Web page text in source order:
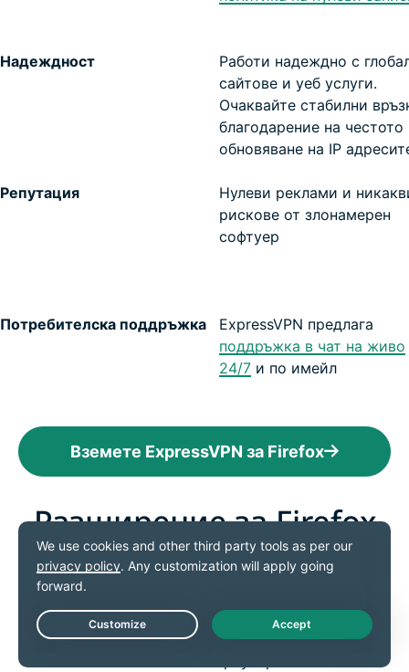
Надеждност
Работи надеждно с
сайтове и уеб услуги.
Очаквайте стабилни
благодарение на честото
обновяване на IP
Репутация
Нулеви реклами и
рискове от злонамерен
софтуер
Потребителска поддръжка
ExpressVPN предлага
поддръжка в чат на живо
24/7 и по имейл
Вземете ExpressVPN за Firefox
Разширение за Firefox
от ExpressVPN: Функции
Доверете се на VPN доставчик, който е усвоил
основите, а не на такъв, който предлага трикове
Live Chat